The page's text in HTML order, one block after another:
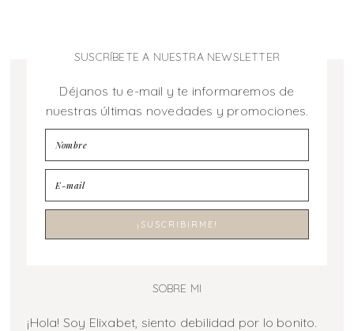
SUSCRÍBETE A NUESTRA NEWSLETTER
Déjanos tu e-mail y te informaremos de
nuestras últimas novedades y promociones.
SOBRE MI
¡Hola! Soy Elixabet, siento debilidad por lo bonito.